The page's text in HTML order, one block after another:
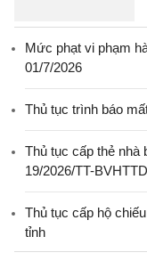
Mức phạt vi phạm
01/7/2026
Thủ tục trình báo
Thủ tục cấp thẻ nhà
19/2026/TT-
Thủ tục cấp hộ
tỉnh